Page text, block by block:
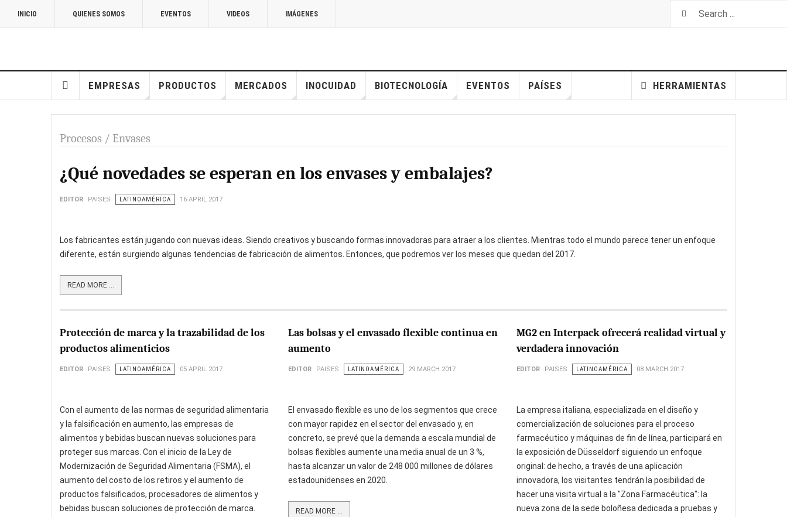
INICIO QUIENES SOMOS EVENTOS VIDEOS IMÁGENES
EMPRESAS PRODUCTOS MERCADOS INOCUIDAD BIOTECNOLOGÍA EVENTOS PAÍSES HERRAMIENTAS
Procesos / Envases
¿Qué novedades se esperan en los envases y embalajes?
EDITOR PAISES LATINOAMÉRICA 16 APRIL 2017
Los fabricantes están jugando con nuevas ideas. Siendo creativos y buscando formas innovadoras para atraer a los clientes. Mientras todo el mundo parece tener un enfoque
diferente, están surgiendo algunas tendencias de fabricación de alimentos. Entonces, que podremos ver los meses que quedan del 2017.
READ MORE ...
Protección de marca y la trazabilidad de los
productos alimenticios
EDITOR PAISES LATINOAMÉRICA 05 APRIL 2017
Con el aumento de las normas de seguridad alimentaria
y la falsificación en aumento, las empresas de
alimentos y bebidas buscan nuevas soluciones para
proteger sus marcas. Con el inicio de la Ley de
Modernización de Seguridad Alimentaria (FSMA), el
aumento del costo de los retiros y el aumento de
productos falsificados, procesadores de alimentos y
bebidas buscan soluciones de protección de marca.
Las bolsas y el envasado flexible continua en
aumento
EDITOR PAISES LATINOAMÉRICA 29 MARCH 2017
El envasado flexible es uno de los segmentos que crece
con mayor rapidez en el sector del envasado y, en
concreto, se prevé que la demanda a escala mundial de
bolsas flexibles aumente una media anual de un 3 %,
hasta alcanzar un valor de 248 000 millones de dólares
estadounidenses en 2020.
READ MORE ...
MG2 en Interpack ofrecerá realidad virtual y
verdadera innovación
EDITOR PAISES LATINOAMÉRICA 08 MARCH 2017
La empresa italiana, especializada en el diseño y
comercialización de soluciones para el proceso
farmacéutico y máquinas de fin de línea, participará en
la exposición de Düsseldorf siguiendo un enfoque
original: de hecho, a través de una aplicación
innovadora, los visitantes tendrán la posibilidad de
hacer una visita virtual a la "Zona Farmacéutica": la
nueva zona de la sede boloñesa dedicada a pruebas y